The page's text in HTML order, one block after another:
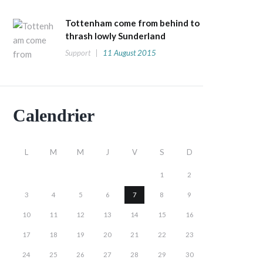
Tottenham come from behind to
thrash lowly Sunderland
Support 11 August 2015
Calendrier
L M M J V S D
1 2
3 4 5 6 7 8 9
10 11 12 13 14 15 16
17 18 19 20 21 22 23
24 25 26 27 28 29 30